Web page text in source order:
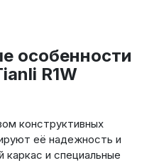
особенности
R1W
конструктивных
её надежность и
каркас и специальные